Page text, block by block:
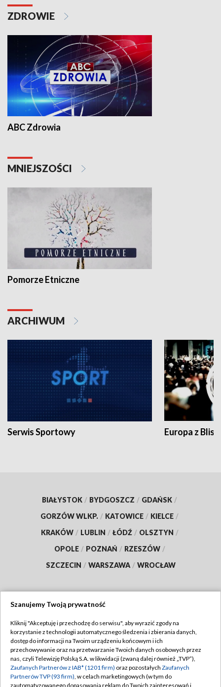
ZDROWIE
ABC Zdrowia
MNIEJSZOŚCI
Pomorze Etniczne
ARCHIWUM
Serwis Sportowy Europa z
BIAŁYSTOK / BYDGOSZCZ / GDAŃSK /
GORZÓW WLKP. / KATOWICE / KIELCE /
KRAKÓW / LUBLIN / ŁÓDŹ / OLSZTYN /
OPOLE / POZNAŃ / RZESZÓW /
SZCZECIN / WARSZAWA / WROCŁAW
TVP
Abonament TVP
Emisja w TVP
Centrum informacji TVP
Regulamin TVP
Polityka prywatności
Moje zgody
Szanujemy Twoją prywatność
Kliknij "Akceptuję i przechodzę do serwisu", aby wyrazić zgody na
korzystanie z technologii automatycznego śledzenia i zbierania danych,
dostęp do informacji na Twoim urządzeniu końcowym i ich
przechowywanie oraz na przetwarzanie Twoich danych osobowych przez
nas, czyli Telewizję Polską S.A. w likwidacji (zwaną dalej również „TVP”),
Zaufanych Partnerów z IAB* (1201 firm) oraz pozostałych Zaufanych
Partnerów TVP (93 firm), w celach marketingowych (w tym do
zautomatyzowanego dopasowania reklam do Twoich zainteresowań i